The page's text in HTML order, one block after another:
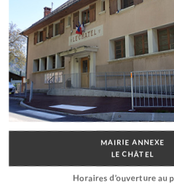
MAIRIE ANNEXE
LE CHÂTEL
Horaires d’ouverture au